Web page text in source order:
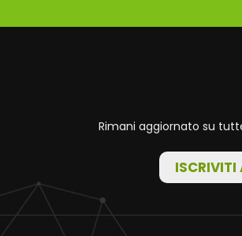
Rimani aggiornato su
ISCRIVITI